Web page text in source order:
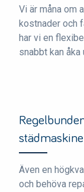
Vi är måna om
kostnader och
har vi en
snabbt kan åka
Även en
och behöva